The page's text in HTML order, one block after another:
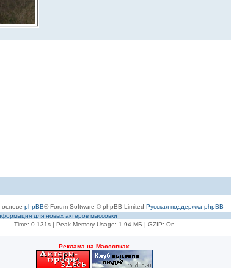
phpBB® Forum Software © phpBB Limited Русская поддержка phpBB
для новых актёров массовки
Time: 0.131s| Peak Memory Usage: 1.94 МБ | GZIP: On
Рeклама на Массовках